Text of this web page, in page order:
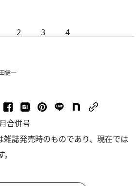
2 3 4
健一
合併号
誌発売時のものであり、現在では